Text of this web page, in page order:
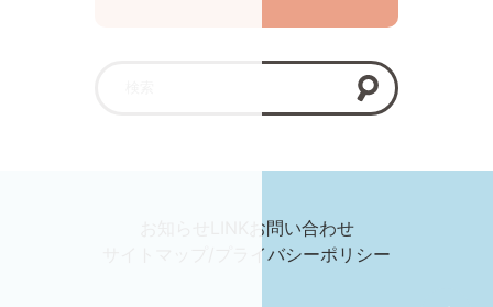
お問い合わせ
サイトマップ/プライバシーポリシー